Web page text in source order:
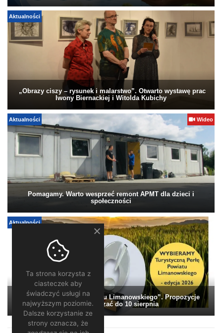
Aktualności
„Obrazy ciszy – rysunek i malarstwo”. Otwarto wystawę prac
Iwony Biernackiej i Witolda Kubichy
Aktualności Wideo
Pomagamy. Warto wesprzeć remont APMT dla dzieci i
społeczności
Aktualności
„Turystyczna Perła Powiatu Limanowskiego”. Propozycje
można zgłaszać do 10 sierpnia
Ta strona korzysta z
ciasteczek aby
świadczyć usługi na
najwyższym poziomie.
Dalsze korzystanie ze
strony oznacza, że